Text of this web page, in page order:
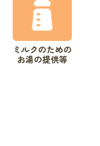
ミルクのための
お湯の提供等